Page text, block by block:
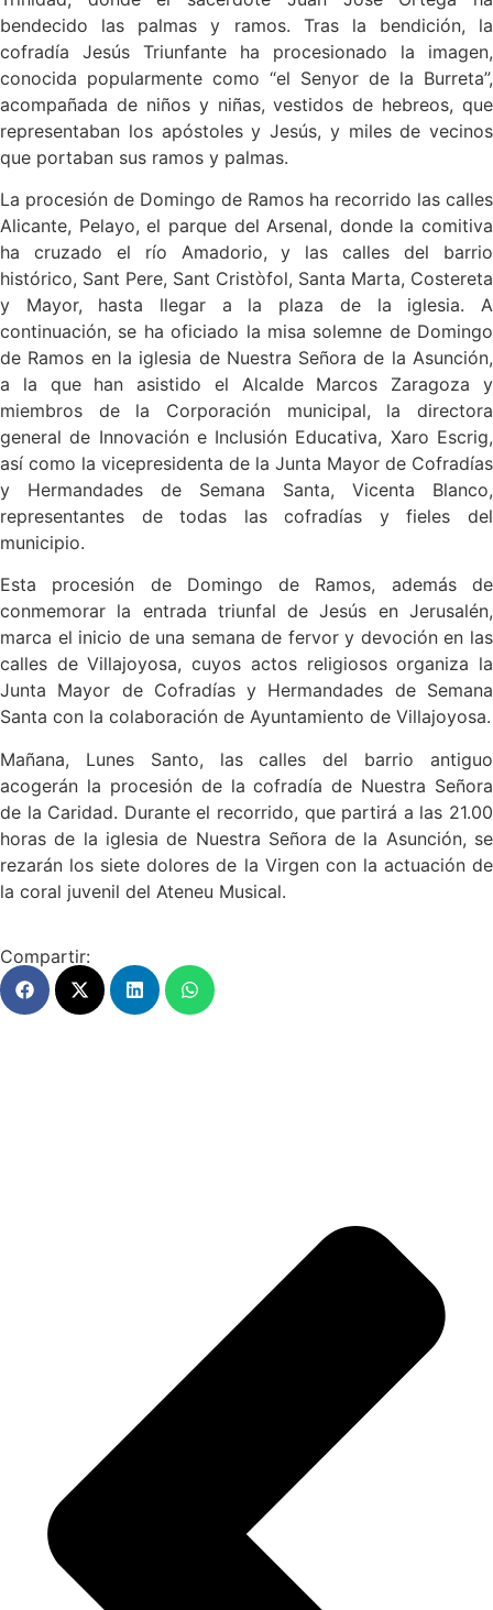
bendecido las palmas y ramos. Tras la bendición, la
cofradía Jesús Triunfante ha procesionado la imagen,
conocida popularmente como “el Senyor de la Burreta”,
acompañada de niños y niñas, vestidos de hebreos, que
representaban los apóstoles y Jesús, y miles de vecinos
que portaban sus ramos y palmas.
La procesión de Domingo de Ramos ha recorrido las calles
Alicante, Pelayo, el parque del Arsenal, donde la comitiva
ha cruzado el río Amadorio, y las calles del barrio
histórico, Sant Pere, Sant Cristòfol, Santa Marta, Costereta
y Mayor, hasta llegar a la plaza de la iglesia. A
continuación, se ha oficiado la misa solemne de Domingo
de Ramos en la iglesia de Nuestra Señora de la Asunción,
a la que han asistido el Alcalde Marcos Zaragoza y
miembros de la Corporación municipal, la directora
general de Innovación e Inclusión Educativa, Xaro Escrig,
así como la vicepresidenta de la Junta Mayor de Cofradías
y Hermandades de Semana Santa, Vicenta Blanco,
representantes de todas las cofradías y fieles del
municipio.
Esta procesión de Domingo de Ramos, además de
conmemorar la entrada triunfal de Jesús en Jerusalén,
marca el inicio de una semana de fervor y devoción en las
calles de Villajoyosa, cuyos actos religiosos organiza la
Junta Mayor de Cofradías y Hermandades de Semana
Santa con la colaboración de Ayuntamiento de Villajoyosa.
Mañana, Lunes Santo, las calles del barrio antiguo
acogerán la procesión de la cofradía de Nuestra Señora
de la Caridad. Durante el recorrido, que partirá a las 21.00
horas de la iglesia de Nuestra Señora de la Asunción, se
rezarán los siete dolores de la Virgen con la actuación de
la coral juvenil del Ateneu Musical.
Compartir: